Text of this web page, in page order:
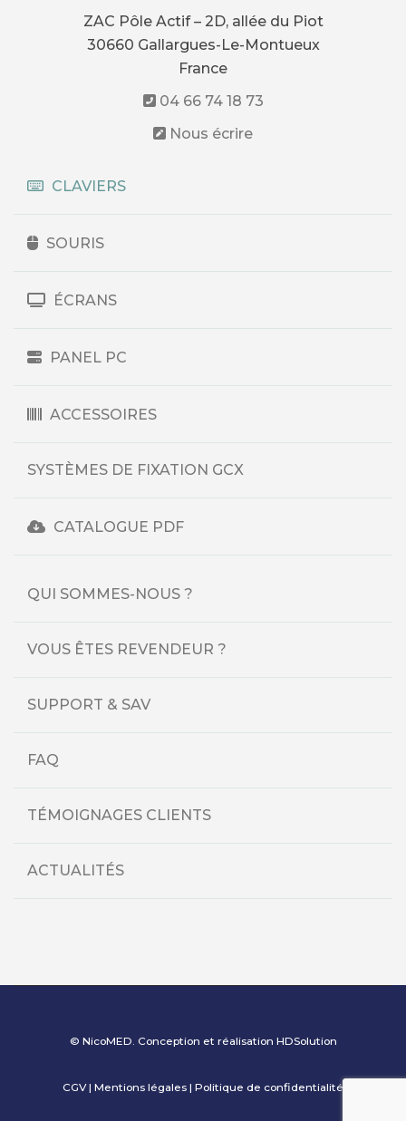
ZAC Pôle Actif – 2D, allée du Piot
30660 Gallargues-Le-Montueux
France
04 66 74 18 73
Nous écrire
CLAVIERS
SOURIS
ÉCRANS
PANEL PC
ACCESSOIRES
SYSTÈMES DE FIXATION GCX
CATALOGUE PDF
QUI SOMMES-NOUS ?
VOUS ÊTES REVENDEUR ?
SUPPORT & SAV
FAQ
TÉMOIGNAGES CLIENTS
ACTUALITÉS
© NicoMED. Conception et réalisation HDSolution
CGV| Mentions légales | Politique de confidentialité